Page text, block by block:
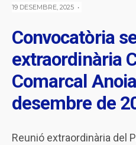
19 DESEMBRE, 2025 •
Convocatòria
extraordinària
Comarcal
desembre de
Reunió extraordinària del